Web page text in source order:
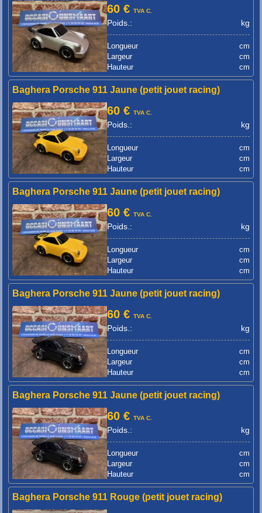
60 €TVA C.
Poids.: kg
Longueur
cm
Largeur
cm
Hauteur
cm
Baghera Porsche 911 Jaune (petit jouet racing)
60 €TVA C.
Poids.: kg
Longueur
cm
Largeur
cm
Hauteur
cm
Baghera Porsche 911 Jaune (petit jouet racing)
60 €TVA C.
Poids.: kg
Longueur
cm
Largeur
cm
Hauteur
cm
Baghera Porsche 911 Jaune (petit jouet racing)
60 €TVA C.
Poids.: kg
Longueur
cm
Largeur
cm
Hauteur
cm
Baghera Porsche 911 Jaune (petit jouet racing)
60 €TVA C.
Poids.: kg
Longueur
cm
Largeur
cm
Hauteur
cm
Baghera Porsche 911 Rouge (petit jouet racing)